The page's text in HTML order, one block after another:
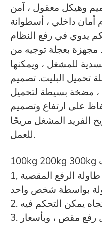
وهيكل معقول ، آمن
داخلي ، أسطوانة
يدوي في رفع النظام
مجهزة بعجلة توجيه من
للمشغل ، ويمكنها
تحميل البليت. تصميم
، مضخة بسيطة لتحميل
على ارتفاع وتصميم
الفريد المشغل مريحًا
للعمل.
1, الرفع المقصية
بواسطة شخص واحد
يمكن التحكم فيه
3. مصدر من المصنعين الجدول رفع مقص ، وبأسعار